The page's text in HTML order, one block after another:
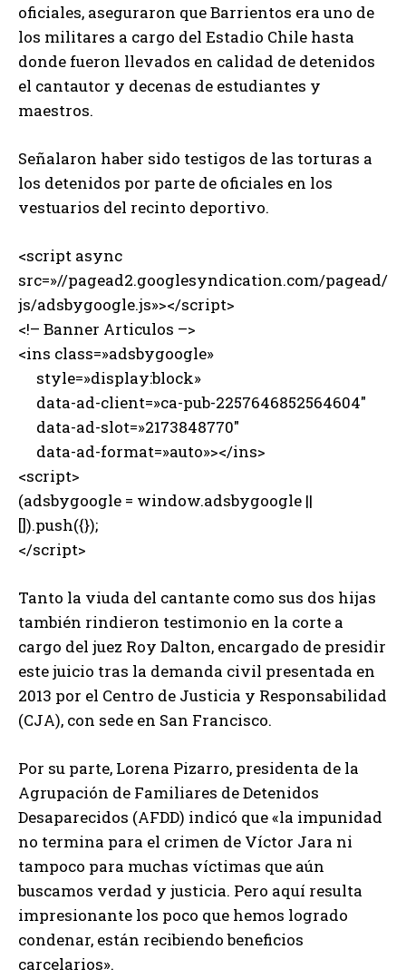
oficiales, aseguraron que Barrientos era uno de
los militares a cargo del Estadio Chile hasta
donde fueron llevados en calidad de detenidos
el cantautor y decenas de estudiantes y
maestros.
Señalaron haber sido testigos de las torturas a
los detenidos por parte de oficiales en los
vestuarios del recinto deportivo.
<script async
src=»//pagead2.googlesyndication.com/pagead/
js/adsbygoogle.js»></script>
<!– Banner Articulos –>
<ins class=»adsbygoogle»
style=»display:block»
data-ad-client=»ca-pub-2257646852564604″
data-ad-slot=»2173848770″
data-ad-format=»auto»></ins>
<script>
(adsbygoogle = window.adsbygoogle ||
[]).push({});
</script>
Tanto la viuda del cantante como sus dos hijas
también rindieron testimonio en la corte a
cargo del juez Roy Dalton, encargado de presidir
este juicio tras la demanda civil presentada en
2013 por el Centro de Justicia y Responsabilidad
(CJA), con sede en San Francisco.
Por su parte, Lorena Pizarro, presidenta de la
Agrupación de Familiares de Detenidos
Desaparecidos (AFDD) indicó que «la impunidad
no termina para el crimen de Víctor Jara ni
tampoco para muchas víctimas que aún
buscamos verdad y justicia. Pero aquí resulta
impresionante los poco que hemos logrado
condenar, están recibiendo beneficios
carcelarios».